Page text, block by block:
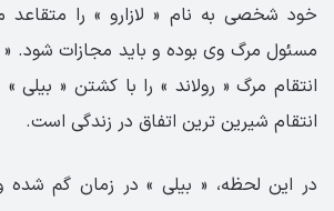
خود شخصی به نام « لازارو » را
مسئول مرگ وی بوده و باید مجازات شود. «
انتقام مرگ « رولاند » را با کشتن « بیلی »
انتقام شیرین ترین اتفاق در زندگی است.
در این لحظه، « بیلی » در زمان گم